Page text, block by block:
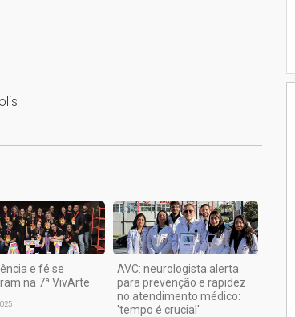
e fé se
na 7ª VivArte
AVC: neurologista alerta
para prevenção e rapidez
no atendimento médico:
'tempo é crucial'